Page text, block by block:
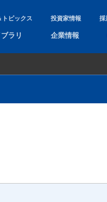
トピックス 投資家情報 採
ラリ 企業情報